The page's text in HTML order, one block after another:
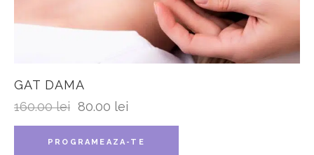
GAT DAMA
160.00lei 80.00 lei
PROGRAMEAZA-TE